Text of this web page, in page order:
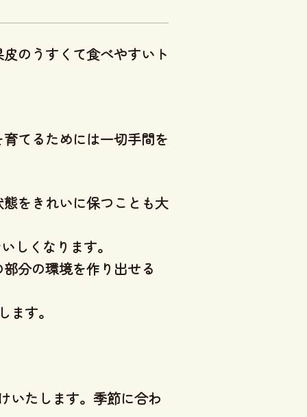
のうすくて食べやすいト
てるためには一切手間を
をきれいに保つことも大
しくなります。
分の環境を作り出せる
ます。
いたします。季節に合わ